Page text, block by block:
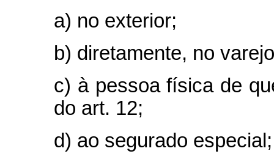
a) no exterior;
b) diretamente, no
c) à pessoa física de
do art. 12;
d) ao segurado especial;